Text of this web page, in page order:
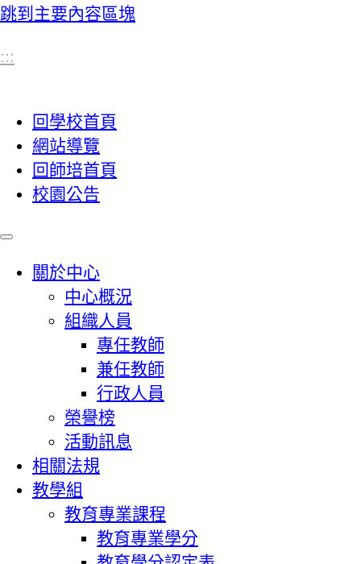
跳到主要內容區塊
:::
回學校首頁
網站導覽
回師培首頁
校園公告
關於中心
中心概況
組織人員
專任教師
兼任教師
行政人員
榮譽榜
活動訊息
相關法規
教學組
教育專業課程
教育專業學分